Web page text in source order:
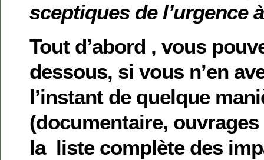
sceptiques de l’urgence
Tout d’abord , vous
dessous, si vous n’en
l’instant de quelque
(documentaire,
la liste complète des